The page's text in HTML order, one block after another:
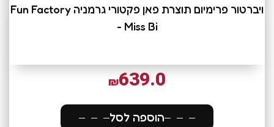
ויברטור פרימיום תוצרת פאן פקטורי גרמניה Fun Factory
- Miss Bi
₪639.0
הוספה לסל